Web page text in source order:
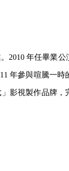
2010 年任畢業
年參與喧騰一時
影視製作品牌，